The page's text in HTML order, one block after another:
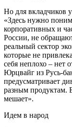
Но для вкладчиков
«Здесь нужно
корпоративных и
России, не
реальный сектор
которые не
себя неплохо – нет
Юрцвайг из Русь-
предусматривает
разным продуктам.
мешает».
Идем в народ